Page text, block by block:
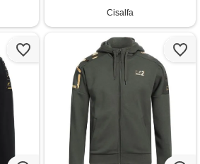
Cisalfa